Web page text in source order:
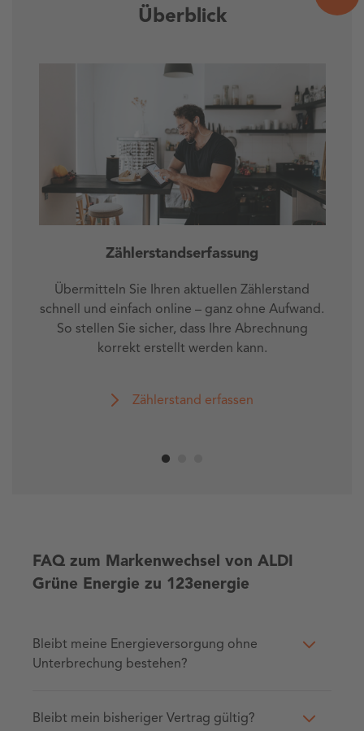
Überblick
Zählerstandserfassung
Übermitteln Sie Ihren aktuellen Zählerstand
schnell und einfach online – ganz ohne Aufwand.
So stellen Sie sicher, dass Ihre Abrechnung
korrekt erstellt werden kann.
Zählerstand erfassen
FAQ zum Markenwechsel von ALDI
Grüne Energie zu 123energie
Bleibt meine Energieversorgung ohne
Unterbrechung bestehen?
Bleibt mein bisheriger Vertrag gültig?